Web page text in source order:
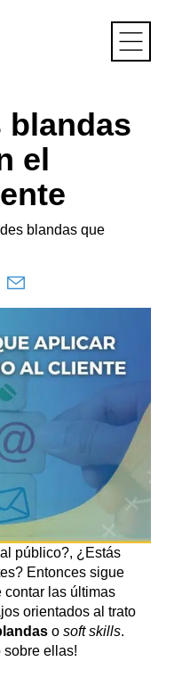
blandas
el
blandas que
público?, ¿Estás
Entonces sigue
contar las últimas
orientados al trato
osoft skills.
sobre ellas!